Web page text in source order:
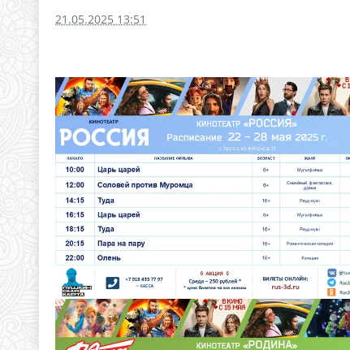
21.05.2025 13:51